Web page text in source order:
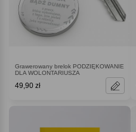
Grawerowany brelok PODZIĘKOWANIE
DLA WOLONTARIUSZA
49,90 zł